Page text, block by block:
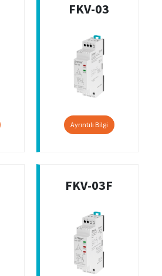
FKV-03
Ayrıntılı Bilgi
FKV-03F